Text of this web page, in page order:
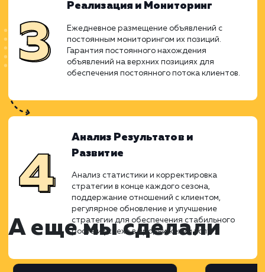
фракции.
Разработка и Уникализация
Составление уникальных описаний и
картинок для каждой фракции песка,
и ОПГС. Создание разнообразия в
для избежания совпадений и улучшения
Реализация и Мониторинг
Ежедневное размещение объявлений с